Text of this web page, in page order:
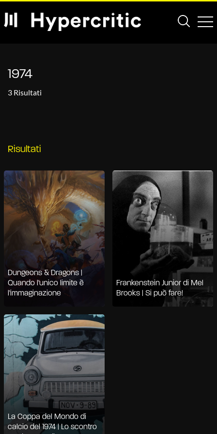
1974
3 Risultati
Risultati
Dungeons & Dragons |
Quando l'unico limite è
l'immaginazione
Frankenstein Junior di Mel
Brooks | Si può fare!
La Coppa del Mondo di
calcio del 1974 | Lo scontro